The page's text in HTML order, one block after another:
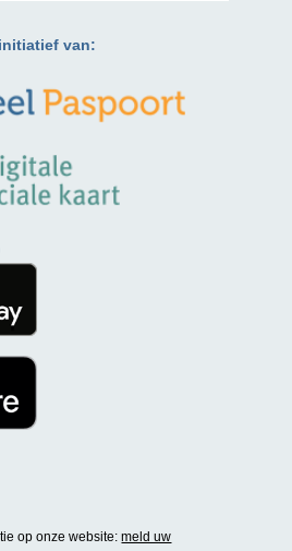
van:
op onze website:meld uw